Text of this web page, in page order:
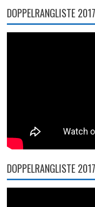
DOPPELRANGLISTE
DOPPELRANGLISTE